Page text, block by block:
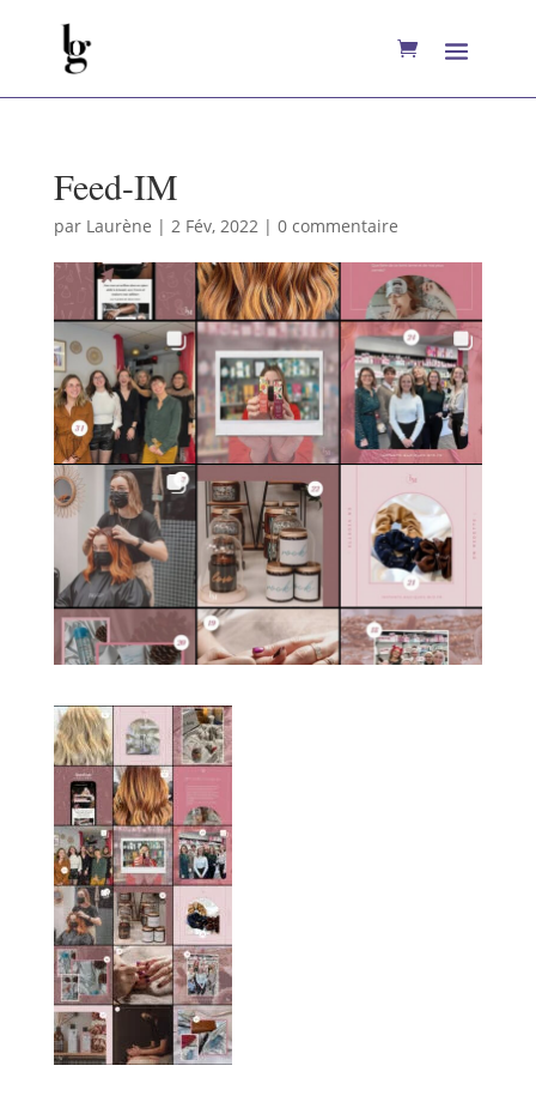
Feed-IM
par Laurène | 2 Fév, 2022| 0 commentaire